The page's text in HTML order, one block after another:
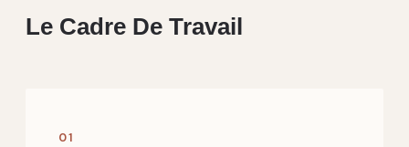
Le Cadre De Travail
01